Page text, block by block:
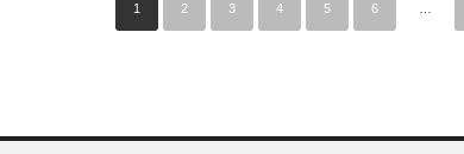
1 2 3 4 5 6